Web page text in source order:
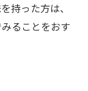
持った方は、
ることをおす